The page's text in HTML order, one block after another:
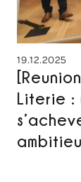
19.12.2025
Literie :